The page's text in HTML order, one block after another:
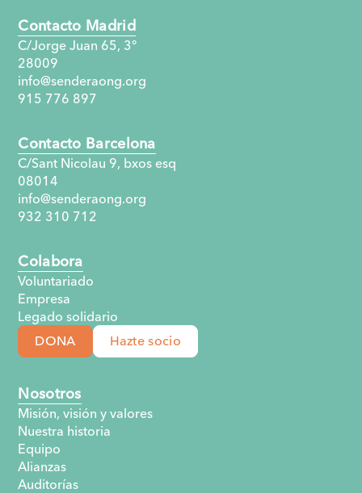
Nosotros
Misión, visión y valores
Nuestra historia
Equipo
Alianzas
Auditorías
Colabora
Voluntariado
Empresa
Legado solidario
DONA Hazte socio
Contacto Madrid
C/Jorge Juan 65, 3°
28009
info@senderaong.org
915 776 897
Contacto Barcelona
C/Sant Nicolau 9, bxos esq
08014
info@senderaong.org
932 310 712